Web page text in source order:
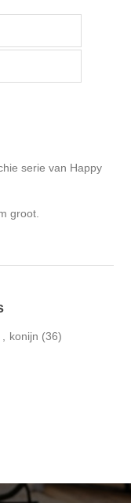
serie van Happy
groot.
konijn (36)